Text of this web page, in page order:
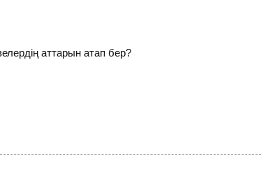
аттарын атап бер?